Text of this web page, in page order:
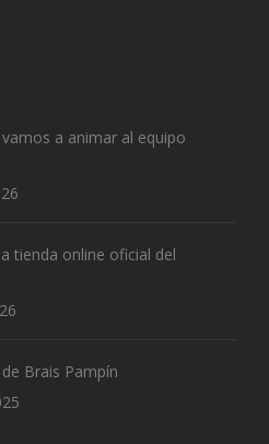
vamos a animar al equipo
tienda online oficial del
Brais Pampín